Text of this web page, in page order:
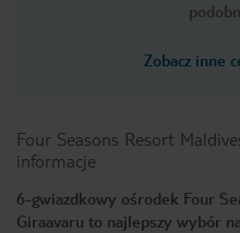
Zobacz inne
Four Seasons Resort
informacje
6-gwiazdkowy ośrodek Four
Giraavaru to najlepszy wybór